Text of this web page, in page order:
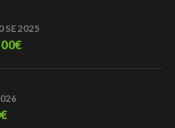
SE 2025
€
€